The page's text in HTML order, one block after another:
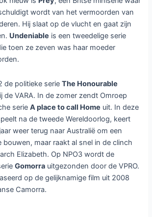
wordt van het vermoorden van
Hij slaat op de vlucht en gaat zijn
Undeniable is een tweedelige serie
toen ze zeven was haar moeder
de politieke serieThe Honourable
de VARA. In de zomer zendt Omroep
serieA place to call Home uit. In deze
na de tweede Wereldoorlog, keert
weer terug naar Australië om een
bouwen, maar raakt al snel in de clinch
Elizabeth. Op NPO3 wordt de
Gomorra uitgezonden door de VPRO.
op de gelijknamige film uit 2008
Camorra.